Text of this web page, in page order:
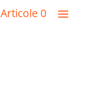
Articole 0